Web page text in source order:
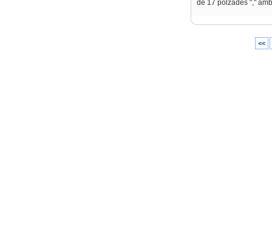
de 17 polzades ","
<<